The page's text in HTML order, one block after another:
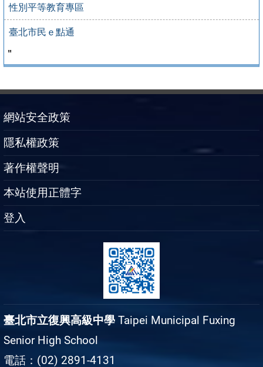
性別平等教育專區
臺北市民ｅ點通
＂
網站安全政策
隱私權政策
著作權聲明
本站使用正體字
登入
臺北市立復興高級中學 Taipei Municipal Fuxing
Senior High School
電話：(02) 2891-4131